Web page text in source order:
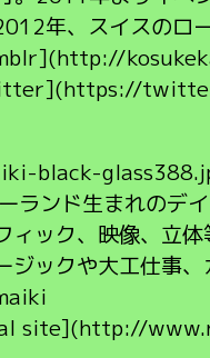
年、スイスのロ
black-
ランド生まれのデ
ィック、映像、立
ジックや大工仕事
site](http://